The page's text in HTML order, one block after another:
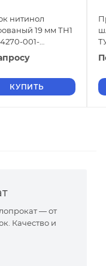
нитинол
19 мм ТН1
001-
2013
КУПИТЬ
— от
Качество и